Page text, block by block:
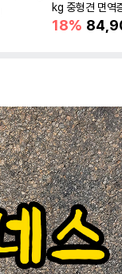
kg 중형견 면역
18%